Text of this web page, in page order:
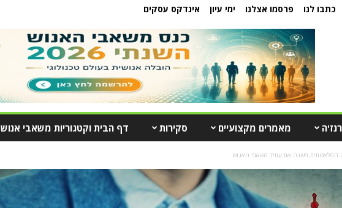
כתבו לנו פרסמו אצלנו ימי עיון אינדקס עסקים
מאמרים מקצועיים סקירות דף הבית וקטגוריות משאבי אנוש